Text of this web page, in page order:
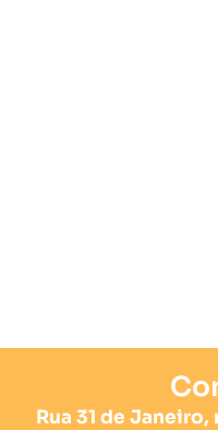
Rua 31 de Janeiro,